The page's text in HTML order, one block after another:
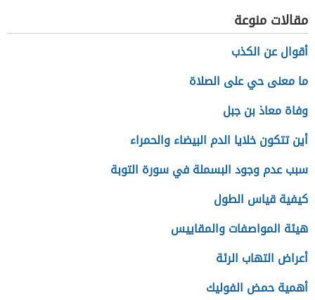
مقالات منوعة
أقوال عن الكذب
ما معنى حي على الصلاة
وفاة معاذ بن جبل
أين تتكون خلايا الدم البيضاء والحمراء
سبب عدم وجود البسملة في سورة التوبة
كيفية قياس الطول
هيئة المواصفات والمقاييس
أعراض التهاب الرئة
أهمية حمض الفوليك